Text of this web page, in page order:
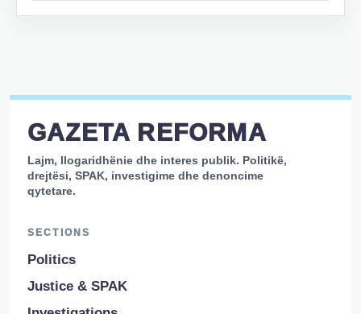
GAZETA REFORMA
Lajm, llogaridhënie dhe interes publik. Politikë,
drejtësi, SPAK, investigime dhe denoncime
qytetare.
SECTIONS
Politics
Justice & SPAK